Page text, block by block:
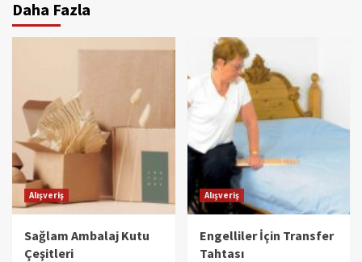
Daha Fazla
Alışveriş
Sağlam Ambalaj Kutu
Çeşitleri
Alışveriş
Engelliler İçin Transfer
Tahtası